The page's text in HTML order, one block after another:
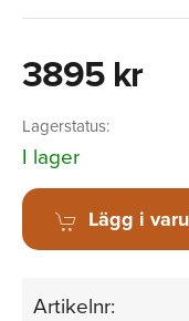
3895 kr
Lagerstatus:
I lager
Lägg i
Artikelnr: